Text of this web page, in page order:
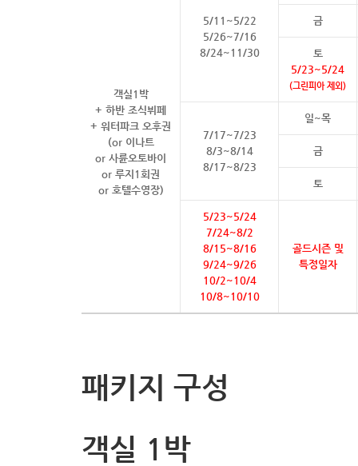
객실1박
+ 하반 조식뷔페
+ 워터파크 오후권
(or 이나트
or 사륜오토바이
or 루지1회권
or 호텔수영장)
5/11~5/22
5/26~7/16
8/24~11/30
금
토
5/23~5/24
(그린피아 제외)
7/17~7/23
8/3~8/14
8/17~8/23
일~목
금
토
5/23~5/24
7/24~8/2
8/15~8/16
9/24~9/26
10/2~10/4
10/8~10/10
골드시즌 및
특정일자
패키지 구성
객실 1박